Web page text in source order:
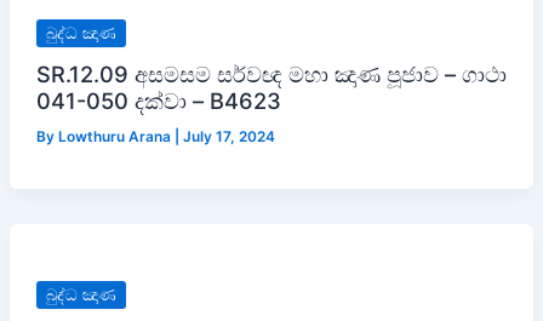
බුද්ධ ඤාණ
SR.12.09 අසමසම සර්වඥ මහා ඤාණ පූජාව – ගාථා
041-050 දක්වා – B4623
By Lowthuru Arana July 17, 2024
බුද්ධ ඤාණ